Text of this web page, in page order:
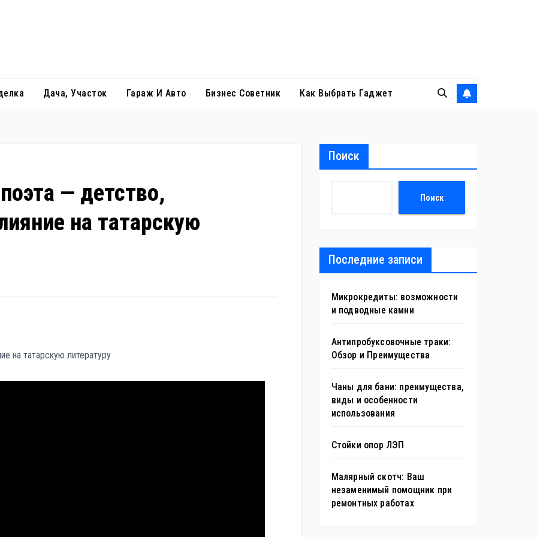
Дача, Участок Гараж И Авто Бизнес Советник Как Выбрать Гаджет
— детство,
на татарскую
Поиск
Поиск
Последние записи
Микрокредиты: возможности
и подводные камни
Антипробуксовочные траки:
Обзор и Преимущества
Чаны для бани: преимущества,
виды и особенности
использования
Стойки опор ЛЭП
Малярный скотч: Ваш
незаменимый помощник при
ремонтных работах